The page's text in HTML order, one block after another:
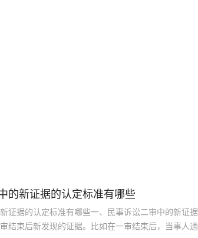
的新证据的认定标准有哪些
证据的认定标准有哪些一、民事诉讼二审中的新证
结束后新发现的证据。比如在一审结束后，当事人通